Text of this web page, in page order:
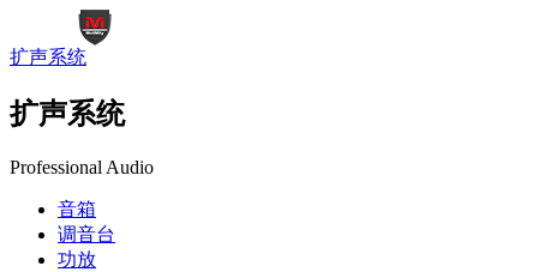
扩声系统
扩声系统
Professional Audio
音箱
调音台
功放